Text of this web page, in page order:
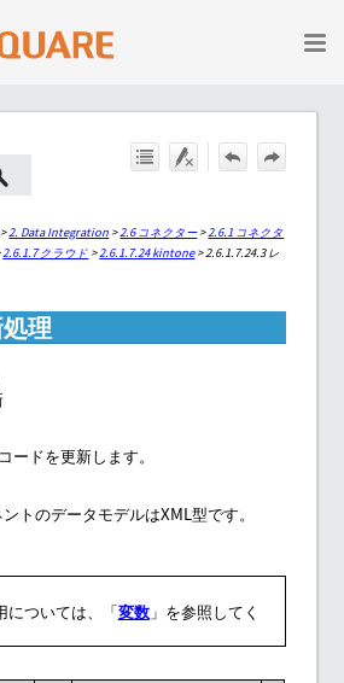
コンテンツにスキップ
2. Data Integration>2.6 コネクター>2.6.1 コネクタ
2.6.1.7 クラウド>2.6.1.7.24 kintone>2.6.1.7.24.3 レ
理
ードを更新します。
トのデータモデルはXML型です。
については、「変数」を参照してく